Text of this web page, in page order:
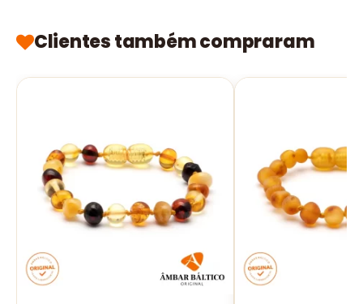
Clientes também compraram